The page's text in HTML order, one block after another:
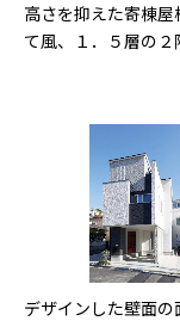
高さを抑えた寄棟屋
て風、１．５層の
デザインした壁面の